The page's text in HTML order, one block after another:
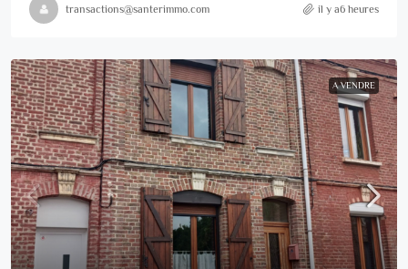
transactions@santerimmo.com il y a6 heures
A VENDRE